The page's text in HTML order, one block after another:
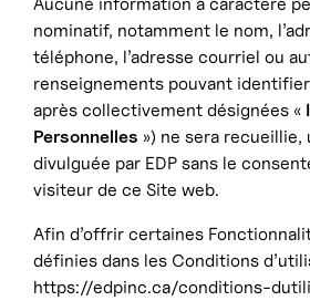
nominatif, notamment le nom,
téléphone, l’adresse courriel ou
renseignements pouvant
après collectivement désignées «
Personnelles ») ne sera recueillie,
divulguée par EDP sans le
visiteur de ce Site web.
Afin d’offrir certaines
définies dans les Conditions
https://edpinc.ca/conditions-